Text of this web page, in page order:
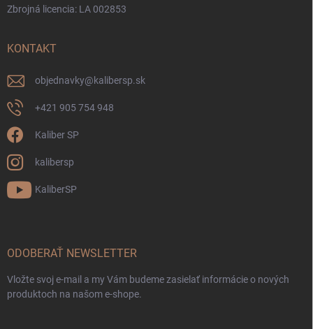
Zbrojná licencia: LA 002853
KONTAKT
objednavky@kalibersp.sk
+421 905 754 948
Kaliber SP
kalibersp
KaliberSP
ODOBERAŤ NEWSLETTER
Vložte svoj e-mail a my Vám budeme zasielať informácie o nových
produktoch na našom e-shope.